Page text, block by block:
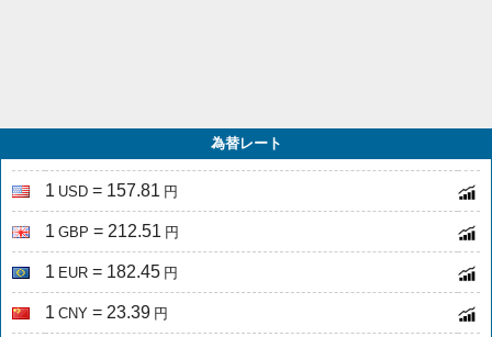
為替レート
1 USD = 157.81 円
1 GBP = 212.51 円
1 EUR = 182.45 円
1 CNY = 23.39 円